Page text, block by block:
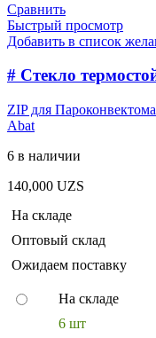
Сравнить
Быстрый просмотр
Добавить в список
# Cтекло
ZIP для
Abat
6 в наличии
140,000 UZS
На складе
Оптовый склад
Ожидаем поставку
На складе
6 шт